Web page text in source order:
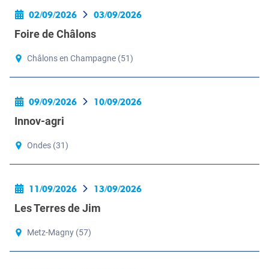
02/09/2026 03/09/2026
Foire de Châlons
Châlons en Champagne (51)
09/09/2026 10/09/2026
Innov-agri
Ondes (31)
11/09/2026 13/09/2026
Les Terres de Jim
Metz-Magny (57)